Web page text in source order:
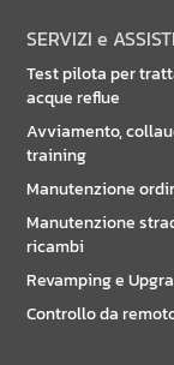
SERVIZI e
Test pilota per
acque reflue
Avviamento,
training
Manutenzione
Manutenzione
ricambi
Revamping e
Controllo da